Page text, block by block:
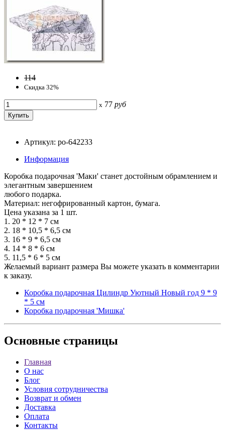
114
Скидка 32%
x 77 руб
Артикул: po-642233
Информация
Коробка подарочная 'Маки' станет достойным обрамлением и
элегантным завершением
любого подарка.
Материал: негофрированный картон, бумага.
Цена указана за 1 шт.
1. 20 * 12 * 7 см
2. 18 * 10,5 * 6,5 см
3. 16 * 9 * 6,5 см
4. 14 * 8 * 6 см
5. 11,5 * 6 * 5 см
Желаемый вариант размера Вы можете указать в комментарии
к заказу.
Коробка подарочная Цилиндр Уютный Новый год 9 * 9
* 5 см
Коробка подарочная 'Мишка'
Основные страницы
Главная
О нас
Блог
Условия сотрудничества
Возврат и обмен
Доставка
Оплата
Контакты